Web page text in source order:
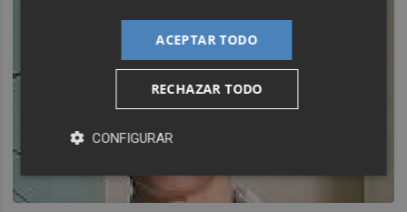
ACEPTAR TODO
RECHAZAR TODO
CONFIGURAR